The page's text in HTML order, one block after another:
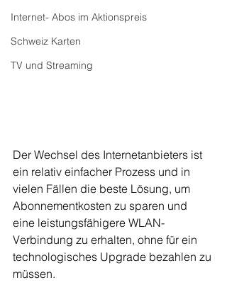
Internet- Abos im Aktionspreis
Schweiz Karten
TV und Streaming
Der Wechsel des Internetanbieters ist
ein relativ einfacher Prozess und in
vielen Fällen die beste Lösung, um
Abonnementkosten zu sparen und
eine leistungsfähigere WLAN-
Verbindung zu erhalten, ohne für ein
technologisches Upgrade bezahlen zu
müssen.